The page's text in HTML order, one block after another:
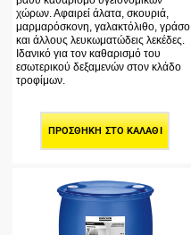
χώρων. Αφαιρεί άλατα, σκουριά,
μαρμαρόσκονη, γαλακτόλιθο, γράσο
και άλλους λευκωματώδεις λεκέδες.
Ιδανικό για τον καθαρισμό του
εσωτερικού δεξαμενών στον κλάδο
τροφίμων.
ΠΡΟΣΘΉΚΗ ΣΤΟ ΚΑΛΆΘΙ